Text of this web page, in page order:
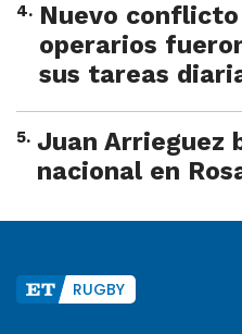
4. Nuevo
operarios
sus tareas
5. Juan Arrieguez
nacional en
RUGBY